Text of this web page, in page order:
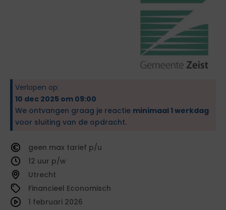
Verlopen op:
10 dec 2025 om 09:00
We ontvangen graag je reactie minimaal 1 werkdag
voor sluiting van de opdracht.
geen
tarief
12
Utrecht
Financieel Economisch
1 februari 2026